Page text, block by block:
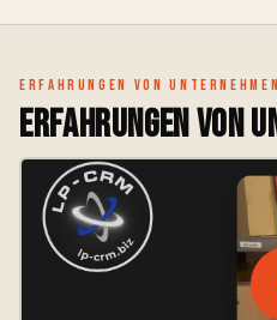
Erfahrungen von Unternehmen
Erfahrungen von